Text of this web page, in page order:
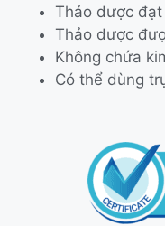
Thảo dược đạt
Thảo dược
Không chứa
Có thể dùng